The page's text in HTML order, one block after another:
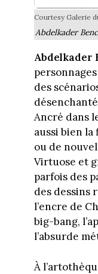
Courtesy Galerie
Abdelkader
Abdelkader
des
Ancré dans
aussi bien
ou de
Virtuose et
parfois des
des dessins
l’encre de
big-bang,
l’absurde
À